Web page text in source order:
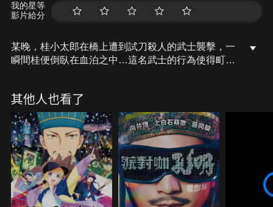
我的星等
影片給分
某晚，桂小太郎在橋上遭到試刀殺人的武士襲擊，一
瞬間桂便倒臥在血泊之中…這名武士的行為使得町內
時則是去接受村田鐵矢、鐵子兄妹的委託，要求尋找
失蹤的妖刀－紅櫻。
其他人也看了